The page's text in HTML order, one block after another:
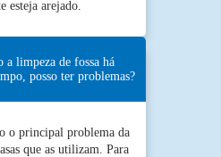
esteja arejado.
a limpeza de fossa há
posso ter problemas?
o principal problema da
que as utilizam. Para